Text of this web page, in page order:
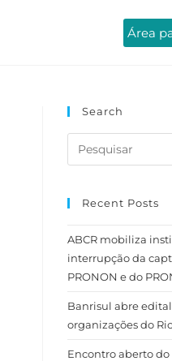
Área
Search
Recent Posts
ABCR mobiliza
interrupção da
PRONON e do
Banrisul abre
organizações do
Encontro aberto do